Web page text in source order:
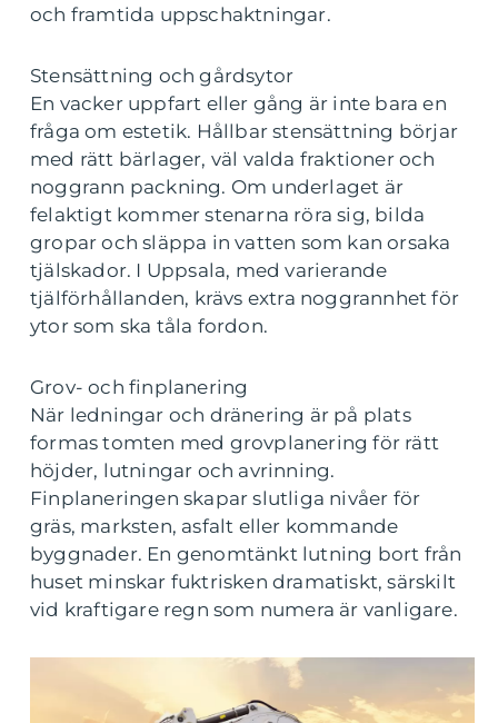
och framtida uppschaktningar.
Stensättning och gårdsytor
En vacker uppfart eller gång är inte bara en
fråga om estetik. Hållbar stensättning börjar
med rätt bärlager, väl valda fraktioner och
noggrann packning. Om underlaget är
felaktigt kommer stenarna röra sig, bilda
gropar och släppa in vatten som kan orsaka
tjälskador. I Uppsala, med varierande
tjälförhållanden, krävs extra noggrannhet för
ytor som ska tåla fordon.
Grov- och finplanering
När ledningar och dränering är på plats
formas tomten med grovplanering för rätt
höjder, lutningar och avrinning.
Finplaneringen skapar slutliga nivåer för
gräs, marksten, asfalt eller kommande
byggnader. En genomtänkt lutning bort från
huset minskar fuktrisken dramatiskt, särskilt
vid kraftigare regn som numera är vanligare.